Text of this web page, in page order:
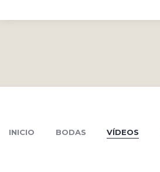
INICIO BODAS VÍDEOS